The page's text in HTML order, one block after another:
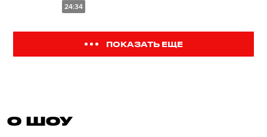
24:34
ПОКАЗАТЬ ЕЩЕ
О ШОУ